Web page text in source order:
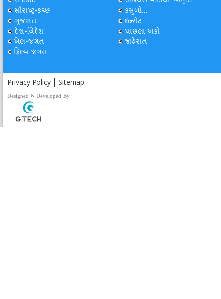
સૌરાષ્ટ્ર-કચ્છ
ગુજરાત
દેશ-વિદેશ
ખેલ-જગત
ફિલ્મ જગત
કસુંબો...
ઇન્સેટ
પાછલા અંકો
જાહેરાત
Privacy Policy Sitemap
Designed & Developed By